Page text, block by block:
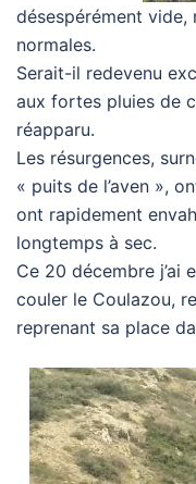
désespérément vide,
normales.
Serait-il redevenu
aux fortes pluies de
réapparu.
Les résurgences,
« puits de l’aven »,
ont rapidement
longtemps à sec.
Ce 20 décembre j’ai
couler le Coulazou,
reprenant sa place